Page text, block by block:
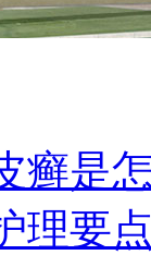
癣是
理要